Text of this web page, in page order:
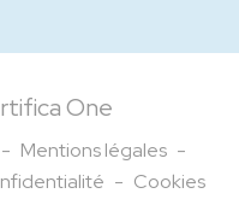
One
- Mentions légales -
- Cookies